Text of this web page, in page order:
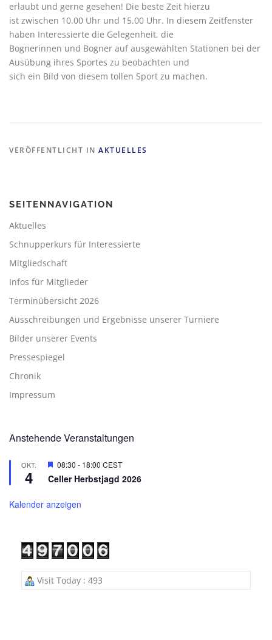
erlaubt und gerne gesehen! Die beste Zeit hierzu
ist zwischen 10.00 Uhr und 15.00 Uhr. In diesem Zeitfenster
haben Interessierte die Gelegenheit, die
Bognerinnen und Bogner auf ausgewählten Stationen bei der
Ausübung ihres Sportes zu beobachten und
sich ein Bild von diesem tollen Sport zu machen.
VERÖFFENTLICHT IN AKTUELLES
SEITENNAVIGATION
Aktuelles
Schnupperkurs für Interessierte
Mitgliedschaft
Infos für Mitglieder
Terminübersicht 2026
Ausschreibungen und Ergebnisse unserer Turniere
Bilder unserer Events
Pressespiegel
Chronik
Impressum
Anstehende Veranstaltungen
OKT.
4
Hervorgehoben
08:30 - 18:00 CEST
Celler Herbstjagd 2026
Kalender anzeigen
Visit Today : 493